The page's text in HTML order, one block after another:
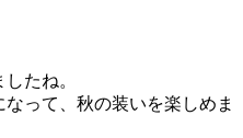
たね。
って、秋の装いを楽しめま